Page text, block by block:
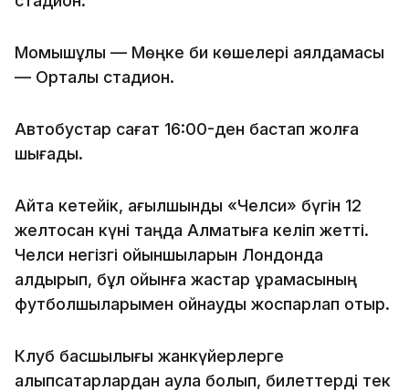
Момышұлы — Мөңке би көшелері аялдамасы
— Орталық стадион.
Автобустар сағат 16:00-ден бастап жолға
шығады.
Айта кетейік, ағылшындық «Челси» бүгін 12
желтоқсан күні таңда Алматыға келіп жетті.
Челси негізгі ойыншыларын Лондонда
қалдырып, бұл ойынға жастар құрамасының
футболшыларымен ойнауды жоспарлап отыр.
Клуб басшылығы жанкүйерлерге
алыпсатарлардан аулақ болып, билеттерді тек